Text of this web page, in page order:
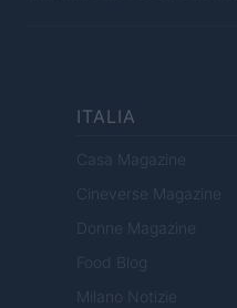
ITALIA
Casa Magazine
Cineverse Magazine
Donne Magazine
Food Blog
Milano Notizie